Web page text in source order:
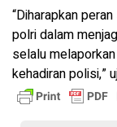
“Diharapkan
polri dalam
selalu
kehadiran polisi,”